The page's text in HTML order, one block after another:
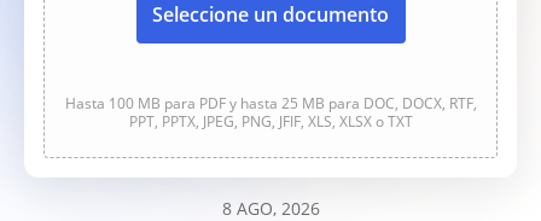
Seleccione un documento
Hasta 100 MB para PDF y hasta 25 MB para DOC, DOCX, RTF,
PPT, PPTX, JPEG, PNG, JFIF, XLS, XLSX o TXT
8 AGO, 2026